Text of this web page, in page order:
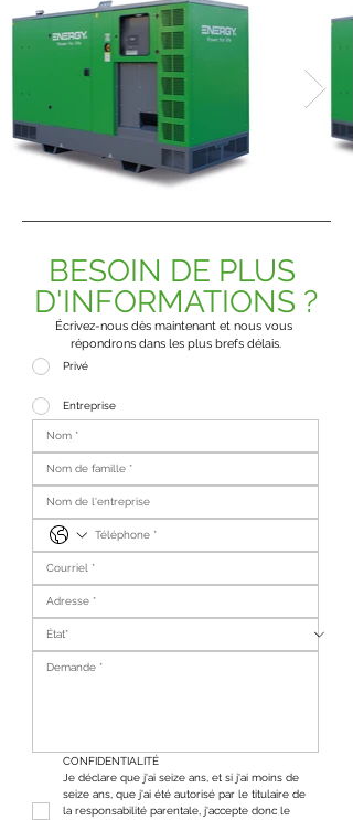
BESOIN DE PLUS
D'INFORMATIONS ?
Écrivez-nous dès maintenant et nous vous
répondrons dans les plus brefs délais.
Privé
Entreprise
CONFIDENTIALITÉ
Je déclare que j'ai seize ans, et si j'ai moins de
seize ans, que j'ai été autorisé par le titulaire de
la responsabilité parentale, j'accepte donc le